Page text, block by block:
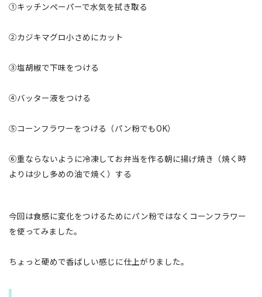
①キッチンペーパーで水気を拭き取る
②カジキマグロ小さめにカット
③塩胡椒で下味をつける
④バッター液をつける
⑤コーンフラワーをつける（パン粉でもOK）
⑥重ならないように冷凍してお弁当を作る朝に揚げ焼き（焼く時
よりは少し多めの油で焼く）する
今回は食感に変化をつけるためにパン粉ではなくコーンフラワー
を使ってみました。
ちょっと硬めで香ばしい感じに仕上がりました。